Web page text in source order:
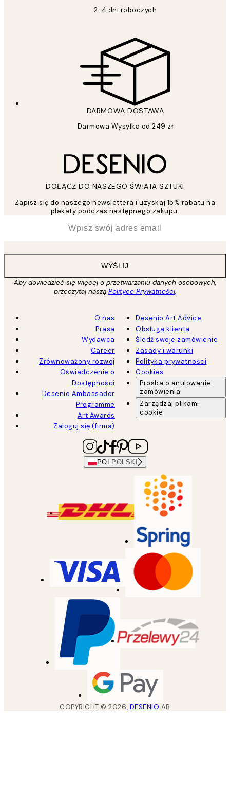
2-4 dni roboczych
DARMOWA DOSTAWA
Darmowa Wysyłka od 249 zł
DOŁĄCZ DO NASZEGO ŚWIATA SZTUKI
Zapisz się do naszego newslettera i uzyskaj 15% rabatu na
plakaty podczas następnego zakupu.
WYŚLIJ
Aby dowiedzieć się więcej o przetwarzaniu danych osobowych,
przeczytaj naszą Polityce Prywatności.
O nas
Prasa
Wydawca
Career
Zrównoważony rozwój
Oświadczenie o
Dostępności
Desenio Ambassador
Programme
Art Awards
Zaloguj się (firma)
Desenio Art Advice
Obsługa klienta
Śledź swoje zamówienie
Zasady i warunki
Polityka prywatności
Cookies
Prośba o anulowanie
zamówienia
Zarządzaj plikami
cookie
POL POLSKI
COPYRIGHT ©2026, DESENIO AB